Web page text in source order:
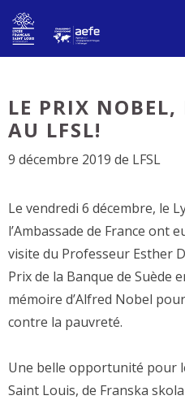
Aller
au
contenu
LE PRIX NOBEL,
AU LFSL!
9 décembre 2019 de LFSL
Le vendredi 6 décembre, le
l’Ambassade de France ont
visite du Professeur Esther
Prix de la Banque de Suède
mémoire d’Alfred Nobel
contre la pauvreté.
Une belle opportunité pour
Saint Louis, de Franska